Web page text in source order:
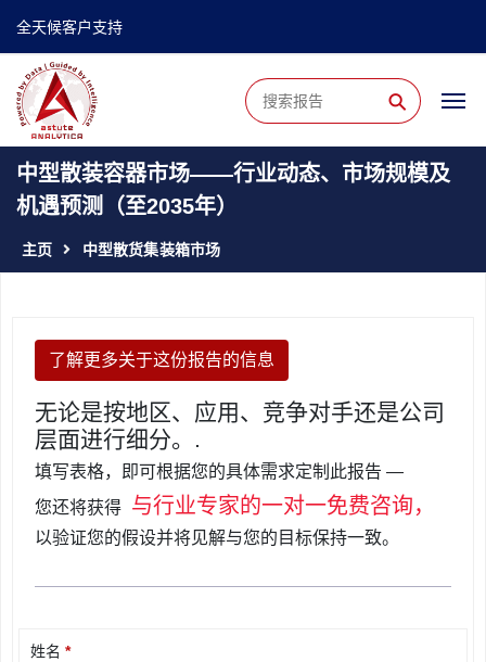
全天候客户支持
⚲
中型散装容器市场——行业动态、市场规模及
机遇预测（至2035年）
主页 中型散货集装箱市场
了解更多关于这份报告的信息
无论是按地区、应用、竞争对手还是公司
层面进行细分。.
填写表格，即可根据您的具体需求定制此报告 —
您还将获得 与行业专家的一对一免费咨询，
以验证您的假设并将见解与您的目标保持一致。
姓名 *